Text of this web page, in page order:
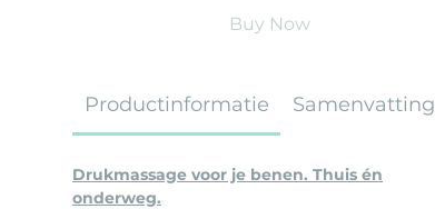
Buy Now
Productinformatie Samenvatting
Drukmassage voor je benen. Thuis én
onderweg.